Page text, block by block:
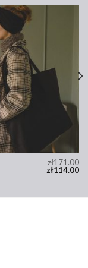
zł171.00
zł114.00